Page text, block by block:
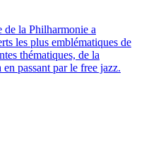
de la Philharmonie a
les plus emblématiques de
thématiques, de la
passant par le free jazz.